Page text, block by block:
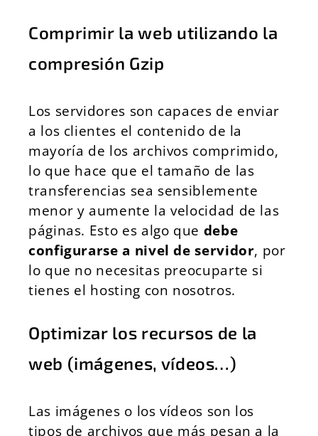
Comprimir la web utilizando la
compresión Gzip
Los servidores son capaces de enviar
a los clientes el contenido de la
mayoría de los archivos comprimido,
lo que hace que el tamaño de las
transferencias sea sensiblemente
menor y aumente la velocidad de las
páginas. Esto es algo que debe
configurarse a nivel de servidor, por
lo que no necesitas preocuparte si
tienes el hosting con nosotros.
Optimizar los recursos de la
web (imágenes, vídeos…)
Las imágenes o los vídeos son los
tipos de archivos que más pesan a la